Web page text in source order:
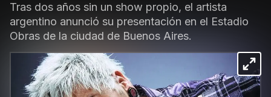
Tras dos años sin un show propio, el artista
argentino anunció su presentación en el Estadio
Obras de la ciudad de Buenos Aires.